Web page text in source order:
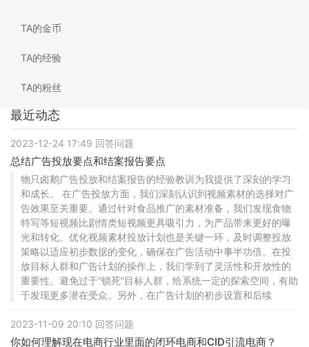
TA的金币
TA的经验
TA的粉丝
最近动态
2023-12-24 17:49 回答问题
总结广告投放要点和结案报告要点
物只卤鹅广告投放和结案报告的经验教训为我提供了深刻的学习
和成长。 在广告投放方面，我们深刻认识到视频素材的选择对广
告效果至关重要。通过针对食品推广的素材准备，我们发现食物
特写等短视频比剧情类短视频更具吸引力，为产品带来更好的曝
光和转化。优化视频素材投放计划也是关键一环，及时调整投放
策略以适应初步数据的变化，确保在广告活动中事半功倍。在投
放目标人群和广告计划的操作上，我们学到了灵活性和开放性的
重要性。避免过于“锁死”目标人群，给系统一定的探索空间，有助
于发现更多潜在受众。另外，在广告计划的初步设置和后续
2023-11-09 20:10 回答问题
你如何理解现在电商行业里面的闭环电商和CID引流电商？